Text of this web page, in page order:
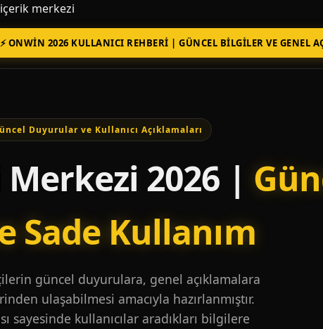
içerik merkezi
⚡ ONWIN 2026 KULLANICI REHBERI | GÜNCEL BILGILER VE GENEL
Duyurular ve Kullanıcı Açıklamaları
2026 |
Sade Kullanım
güncel duyurulara, genel açıklamalara
ulaşabilmesi amacıyla hazırlanmıştır.
sayesinde kullanıcılar aradıkları bilgilere